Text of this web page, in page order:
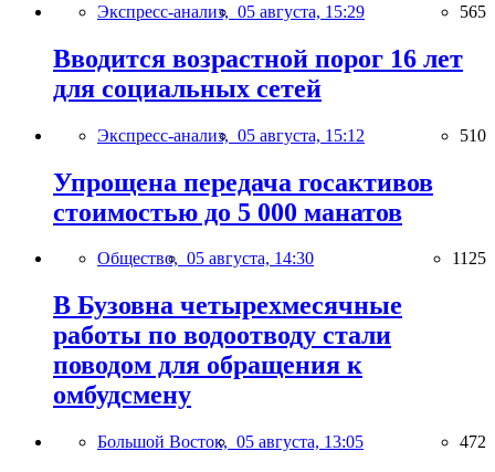
Экспресс-анализ, 05 августа, 15:29 565
Вводится возрастной порог 16 лет
для социальных сетей
Экспресс-анализ, 05 августа, 15:12 510
Упрощена передача госактивов
стоимостью до 5 000 манатов
Общество, 05 августа, 14:30 1125
В Бузовна четырехмесячные
работы по водоотводу стали
поводом для обращения к
омбудсмену
Большой Восток, 05 августа, 13:05 472